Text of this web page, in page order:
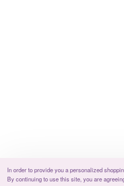
In order to provide you a personalized
By continuing to use this site, you are